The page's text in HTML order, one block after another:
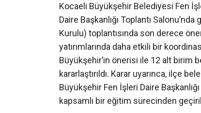
Kocaeli Büyükşehir Belediyesi Fen
Daire Başkanlığı Toplantı
Kurulu) toplantısında son derece
yatırımlarında daha etkili bir
Büyükşehir’in önerisi ile 12 alt birim
kararlaştırıldı. Karar uyarınca, ilçe
Büyükşehir Fen İşleri Daire
kapsamlı bir eğitim sürecinden